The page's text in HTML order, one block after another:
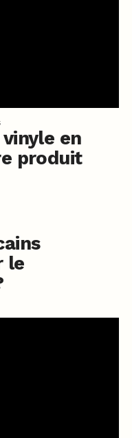
en
produit
le